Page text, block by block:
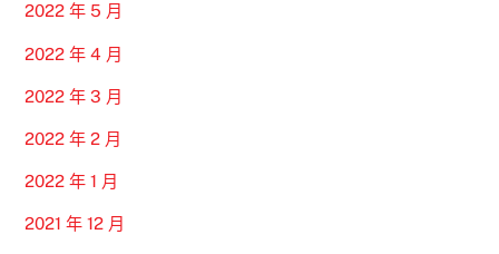
2022 年 5 月
2022 年 4 月
2022 年 3 月
2022 年 2 月
2022 年 1 月
2021 年 12 月